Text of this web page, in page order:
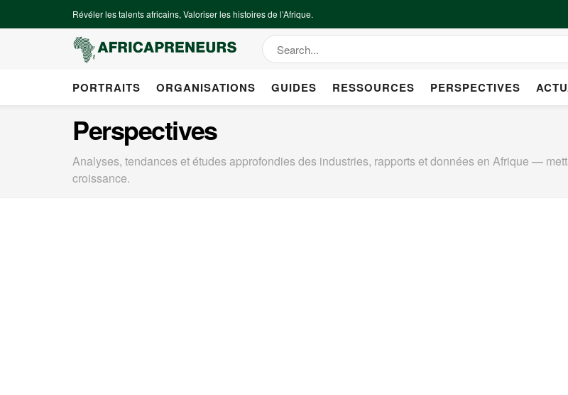
Révéler les talents africains, Valoriser les histoires de l’Afrique.
PORTRAITS ORGANISATIONS GUIDES RESSOURCES PERSPECTIVES
Perspectives
Analyses, tendances et études approfondies des industries, rapports et données en Afrique —
croissance.